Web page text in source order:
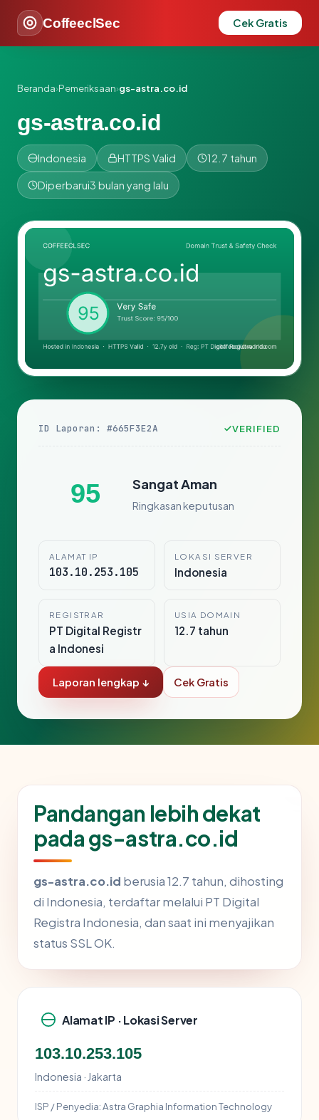
CoffeeclSec Cek Gratis
Beranda›Pemeriksaan›gs-astra.co.id
gs-astra.co.id
Indonesia HTTPS Valid 12.7 tahun
Diperbarui3 bulan yang lalu
ID Laporan: #665F3E2A VERIFIED
95 Sangat Aman
Ringkasan keputusan
ALAMAT IP
103.10.253.105
LOKASI SERVER
Indonesia
REGISTRAR
PT Digital Registr
a Indonesi
USIA DOMAIN
12.7 tahun
Laporan lengkap ↓ Cek Gratis
Pandangan lebih dekat
pada gs-astra.co.id
gs-astra.co.id berusia 12.7 tahun, dihosting
di Indonesia, terdaftar melalui PT Digital
Registra Indonesia, dan saat ini menyajikan
status SSL OK.
Alamat IP · Lokasi Server
103.10.253.105
Indonesia · Jakarta
ISP / Penyedia:Astra Graphia Information Technology